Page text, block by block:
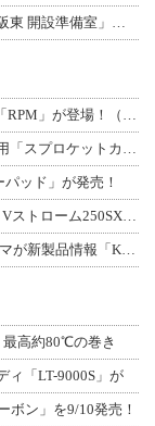
【トライアンフ】関西最大規模「トライアンフ大阪東 開設準備室」がオープン！ 限定
RPM から ホンダ GROM用エキゾーストシステム「RPM」が登場！（動画あり
カスタムスプロケットを見せる、Z900RS／CAFE用「スプロケットカバーフルキ
ッド」が発売！
ゲル素材入りで快適＆足つき向上！ デイトナから Vストローム250SX用「快適ロ
ミラー用撥水フィルム「レインオフ」登場！ キジマが新製品情報「KIJIMA NE
最高約80℃の巻き
ィ「LT-9000S」が
ボン」を9/10発売！